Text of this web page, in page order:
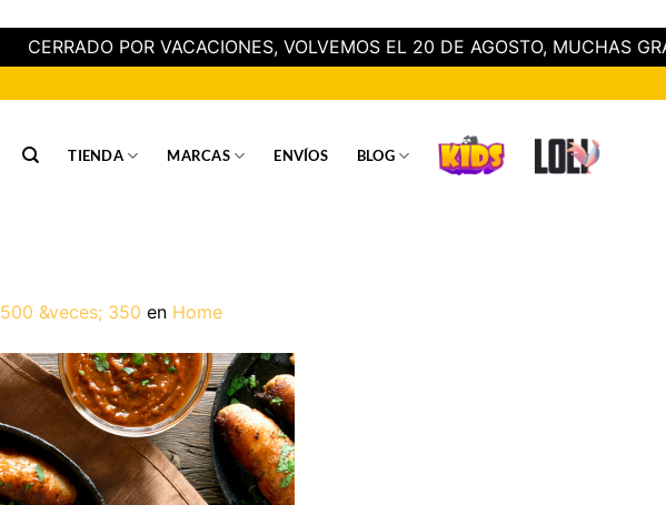
CERRADO POR VACACIONES, VOLVEMOS EL 20 DE AGOSTO, MUCHAS
TIENDA MARCAS ENVÍOS BLOG
500 &veces; 350 en Home